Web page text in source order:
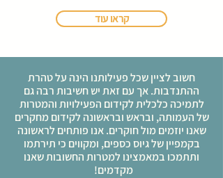
קראו עוד
חשוב לציין שכל פעילותנו הינה על טהרת
ההתנדבות. אך עם זאת יש חשיבות רבה גם
לתמיכה כלכלית לקידום הפעילויות והמטרות
של העמותה, ובראש ובראשונה לקידום מחקרים
שאנו יוזמים מול חוקרים. אנו פותחים לראשונה
בקמפיין שלגיוס כספים, ומקווים כי תירתמו
ותתמכו במאמצינו למטרות החשובות שאנו
מקדמים!